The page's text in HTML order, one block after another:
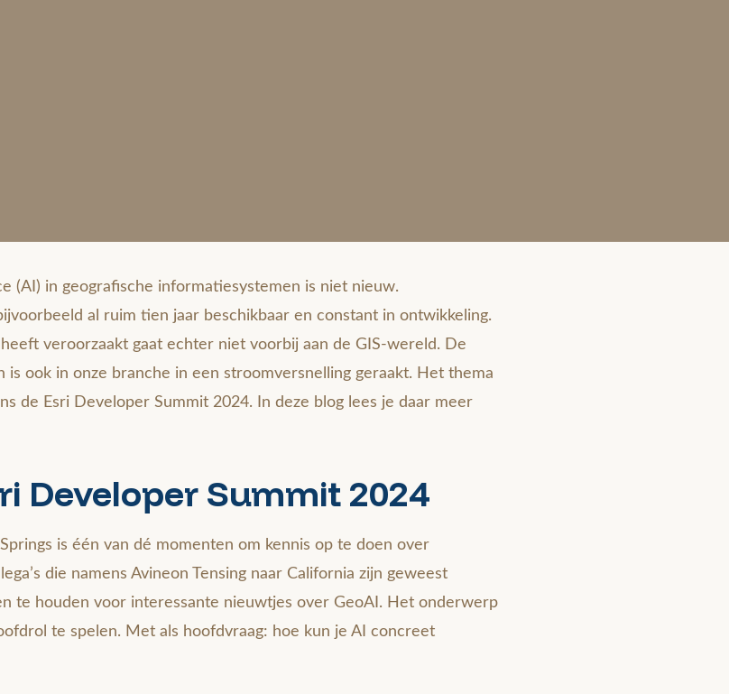
(AI) in geografische informatiesystemen is niet nieuw.
al ruim tien jaar beschikbaar en constant in ontwikkeling.
veroorzaakt gaat echter niet voorbij aan de GIS-wereld. De
is ook in onze branche in een stroomversnelling geraakt. Het thema
de Esri Developer Summit 2024. In deze blog lees je daar meer
Developer Summit 2024
is één van dé momenten om kennis op te doen over
die namens Avineon Tensing naar California zijn geweest
te houden voor interessante nieuwtjes over GeoAI. Het onderwerp
te spelen. Met als hoofdvraag: hoe kun je AI concreet